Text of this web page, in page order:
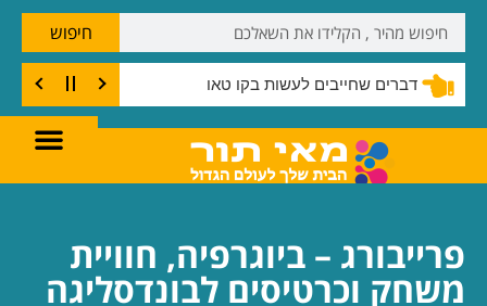
דברים שחייבים לעשות בקו טאו
חיפוש
פרייבורג – ביוגרפיה, חוויית
משחק וכרטיסים לבונדסליגה